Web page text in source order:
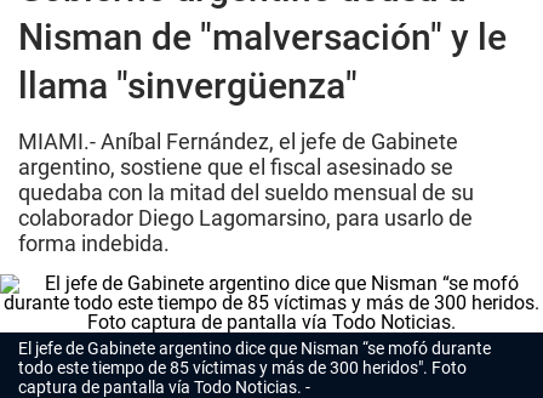
Nisman de "malversación" y le
llama "sinvergüenza"
MIAMI.- Aníbal Fernández, el jefe de Gabinete
argentino, sostiene que el fiscal asesinado se
quedaba con la mitad del sueldo mensual de su
colaborador Diego Lagomarsino, para usarlo de
forma indebida.
El jefe de Gabinete argentino dice que Nisman “se mofó durante
todo este tiempo de 85 víctimas y más de 300 heridos". Foto
captura de pantalla vía Todo Noticias.